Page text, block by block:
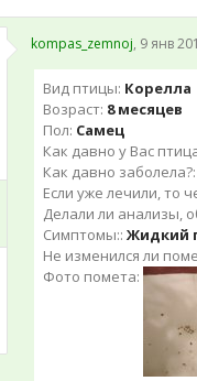
kompas_zemnoj, 9 янв
Вид птицы: Корелла
Возраст: 8 месяцев
Пол: Самец
Как давно у Вас
Как давно заболела?:
Если уже лечили, то
Делали ли анализы,
Симптомы:: Жидкий
Не изменился ли
Фото помета: